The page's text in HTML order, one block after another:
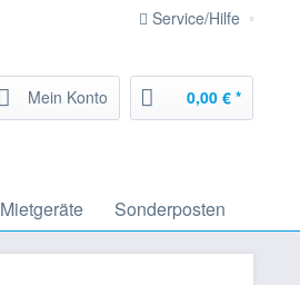
Service/Hilfe
Mein Konto 0,00 € *
Mietgeräte Sonderposten